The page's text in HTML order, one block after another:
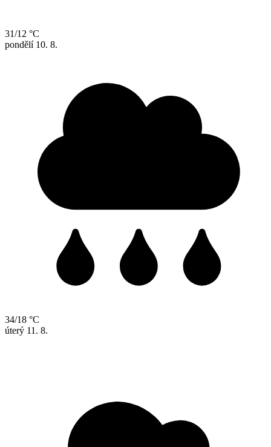
31/12 °C
pondělí 10. 8.
34/18 °C
úterý 11. 8.